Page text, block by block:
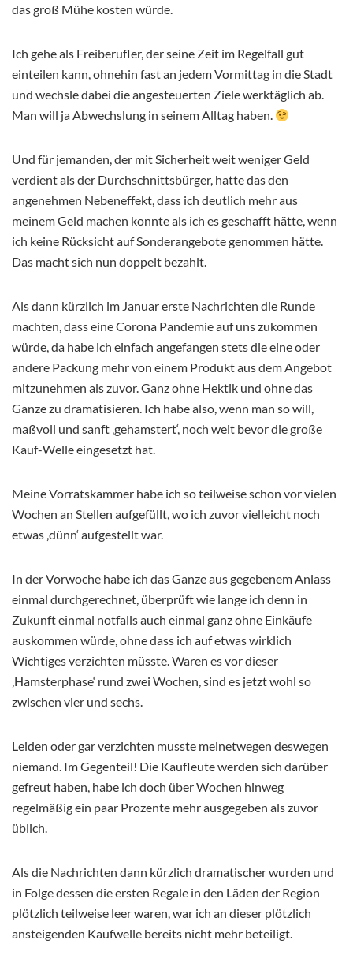
das groß Mühe kosten würde.
Ich gehe als Freiberufler, der seine Zeit im Regelfall gut
einteilen kann, ohnehin fast an jedem Vormittag in die Stadt
und wechsle dabei die angesteuerten Ziele werktäglich ab.
Man will ja Abwechslung in seinem Alltag haben.
Und für jemanden, der mit Sicherheit weit weniger Geld
verdient als der Durchschnittsbürger, hatte das den
angenehmen Nebeneffekt, dass ich deutlich mehr aus
meinem Geld machen konnte als ich es geschafft hätte, wenn
ich keine Rücksicht auf Sonderangebote genommen hätte.
Das macht sich nun doppelt bezahlt.
Als dann kürzlich im Januar erste Nachrichten die Runde
machten, dass eine Corona Pandemie auf uns zukommen
würde, da habe ich einfach angefangen stets die eine oder
andere Packung mehr von einem Produkt aus dem Angebot
mitzunehmen als zuvor. Ganz ohne Hektik und ohne das
Ganze zu dramatisieren. Ich habe also, wenn man so will,
maßvoll und sanft ‚gehamstert‘, noch weit bevor die große
Kauf-Welle eingesetzt hat.
Meine Vorratskammer habe ich so teilweise schon vor vielen
Wochen an Stellen aufgefüllt, wo ich zuvor vielleicht noch
etwas ‚dünn‘ aufgestellt war.
In der Vorwoche habe ich das Ganze aus gegebenem Anlass
einmal durchgerechnet, überprüft wie lange ich denn in
Zukunft einmal notfalls auch einmal ganz ohne Einkäufe
auskommen würde, ohne dass ich auf etwas wirklich
Wichtiges verzichten müsste. Waren es vor dieser
‚Hamsterphase‘ rund zwei Wochen, sind es jetzt wohl so
zwischen vier und sechs.
Leiden oder gar verzichten musste meinetwegen deswegen
niemand. Im Gegenteil! Die Kaufleute werden sich darüber
gefreut haben, habe ich doch über Wochen hinweg
regelmäßig ein paar Prozente mehr ausgegeben als zuvor
üblich.
Als die Nachrichten dann kürzlich dramatischer wurden und
in Folge dessen die ersten Regale in den Läden der Region
plötzlich teilweise leer waren, war ich an dieser plötzlich
ansteigenden Kaufwelle bereits nicht mehr beteiligt.